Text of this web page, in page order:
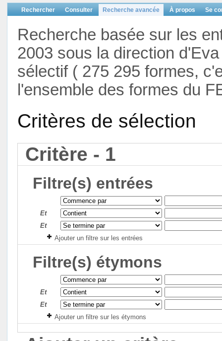
Rechercher Consulter Recherche avancée À propos Se
Recherche basée sur les
2003 sous la direction
sélectif ( 275 295 formes,
l'ensemble des formes du
Critères de sélection
Critère - 1
Filtre(s) entrées
Et
Et
Ajouter un filtre sur les entrées
Filtre(s) étymons
Et
Et
Ajouter un filtre sur les étymons